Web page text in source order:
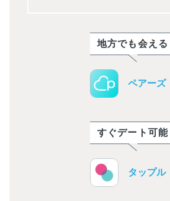
地方でも会える
ペアーズ
すぐデート可能
タップル